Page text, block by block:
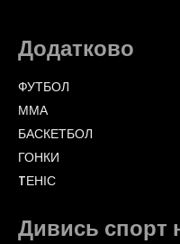
Додатково
ФУТБОЛ
ММА
БАСКЕТБОЛ
ГОНКИ
TЕНІС
Дивись спорт